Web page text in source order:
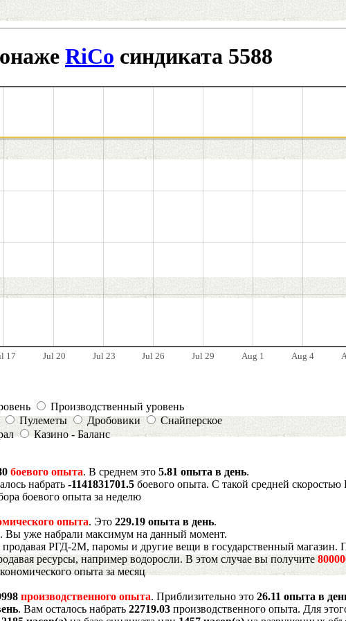
RiCo синдиката 5588
17 Jul 20 Jul 23 Jul 26 Jul 29 Aug 1 Aug 4
Производственный уровень
Пулеметы Дробовики
Снайперское
Казино - Баланс
боевого опыта. В среднем это 5.81 опыта в день.
набрать -1141831701.5 боевого опыта. С такой средней скоростью
боевого опыта за неделю
опыта. Это 229.19 опыта в день.
. Вы уже набрали максимум на данный момент.
РГД-2М, паромы и другие вещи в государственный магазин.
ресурсы, например водоросли. В этом случае вы получите
опыта за месяц
производственного опыта. Приблизительно это 26.11 опыта в
. Вам осталось набрать 22719.03 производственного опыта. Для